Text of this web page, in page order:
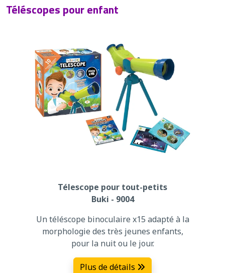
Téléscopes pour enfant
Télescope pour tout-petits
Buki - 9004
Un téléscope binoculaire x15 adapté à la
morphologie des très jeunes enfants,
pour la nuit ou le jour.
Plus de détails